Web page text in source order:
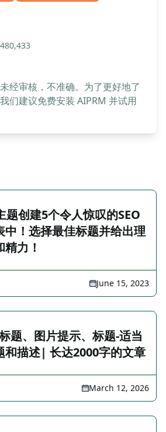
经审核，不准确。为了更好地了
们建议免费安装 AIPRM 并试用
创建5个令人惊叹的SEO
中！选择最佳标题并给出理
力！
June 15, 2023
题、图片提示、标题-适当
和描述| 长达2000字的文章
March 12, 2026